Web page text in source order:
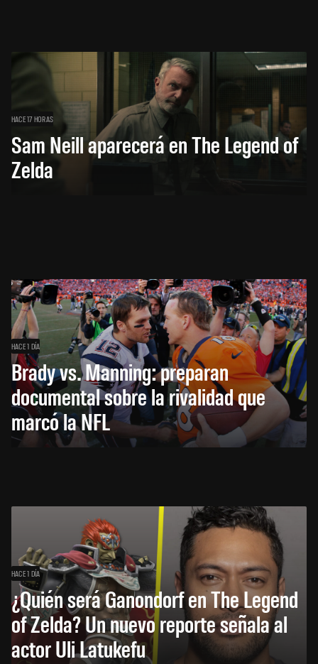
HACE 17 HORAS
Sam Neill aparecerá en The Legend of
Zelda
HACE 1 DÍA
Brady vs. Manning: preparan
documental sobre la rivalidad que
marcó la NFL
HACE 1 DÍA
¿Quién será Ganondorf en The Legend
of Zelda? Un nuevo reporte señala al
actor Uli Latukefu